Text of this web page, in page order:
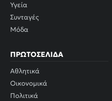
Υγεία
Συνταγές
Μόδα
ΠΡΩΤΟΣΈΛΙΔΑ
Αθλητικά
Οικονομικά
Πολιτικά